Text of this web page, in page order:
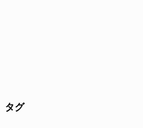
タグ